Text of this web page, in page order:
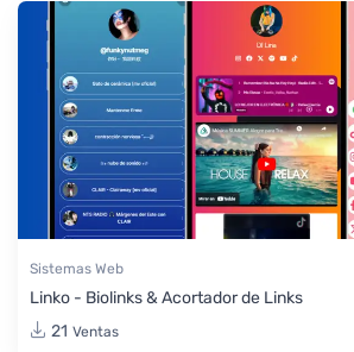
Sistemas Web
Linko - Biolinks & Acortador de Links
21 Ventas